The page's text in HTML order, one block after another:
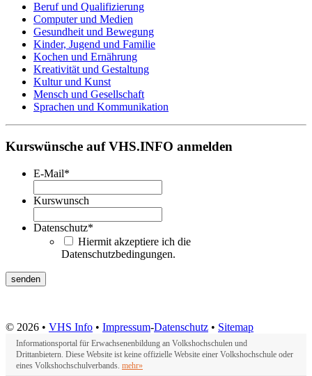
Beruf und Qualifizierung
Computer und Medien
Gesundheit und Bewegung
Kinder, Jugend und Familie
Kochen und Ernährung
Kreativität und Gestaltung
Kultur und Kunst
Mensch und Gesellschaft
Sprachen und Kommunikation
Kurswünsche auf VHS.INFO anmelden
E-Mail*
Kurswunsch
Datenschutz*
Hiermit akzeptiere ich die
Datenschutzbedingungen.
© 2026 • VHS Info • Impressum-Datenschutz • Sitemap
Informationsportal für Erwachsenenbildung an Volkshochschulen und
Drittanbietern. Diese Website ist keine offizielle Website einer Volkshochschule oder
eines Volkshochschulverbands. mehr»